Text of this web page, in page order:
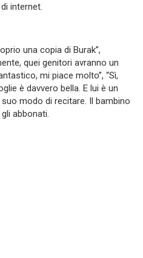
internet.
una copia di Burak”,
quei genitori avranno un
mi piace molto”, “Sì,
è davvero bella. E lui è un
modo di recitare. Il bambino
abbonati.